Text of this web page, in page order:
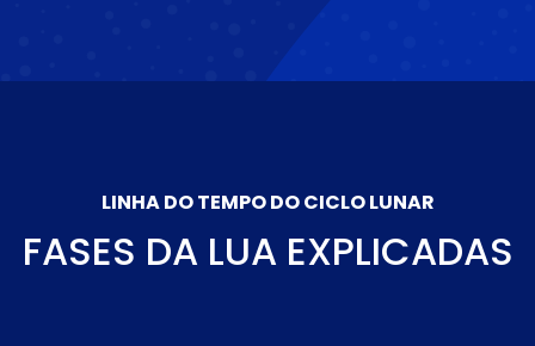
LINHA DO TEMPO DO CICLO LUNAR
FASES DA LUA EXPLICADAS